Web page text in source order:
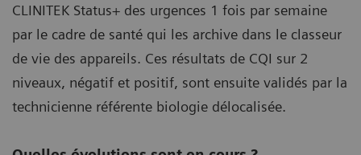
CLINITEK Status+ des urgences 1 fois par semaine
par le cadre de santé qui les archive dans le classeur
de vie des appareils. Ces résultats de CQI sur 2
niveaux, négatif et positif, sont ensuite validés par la
technicienne référente biologie délocalisée.